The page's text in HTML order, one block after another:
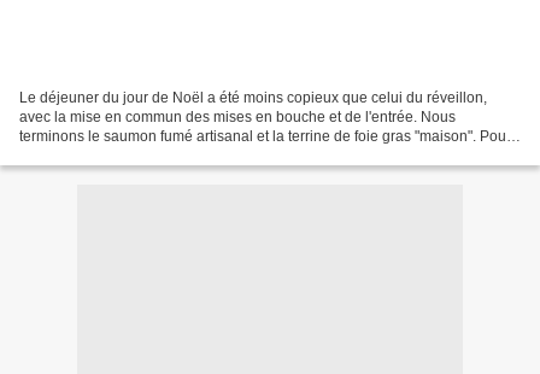
Le déjeuner du jour de Noël a été moins copieux que celui du réveillon,
avec la mise en commun des mises en bouche et de l'entrée. Nous
terminons le saumon fumé artisanal et la terrine de foie gras "maison". Pour